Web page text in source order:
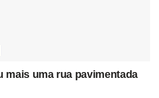
mais uma rua pavimentada